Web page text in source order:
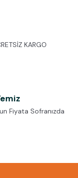
KARGO
Fiyata Sofranızda